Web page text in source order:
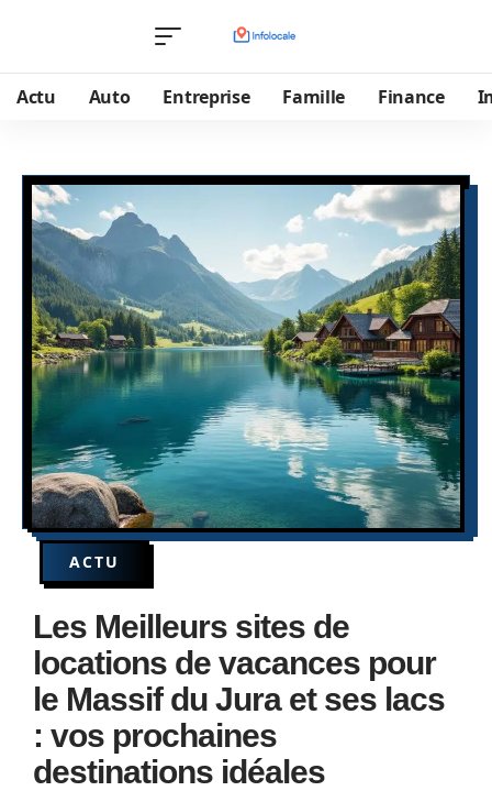
Actu Auto Entreprise Famille Finance
ACTU
Les Meilleurs sites de
locations de vacances pour
le Massif du Jura et ses lacs
: vos prochaines
destinations idéales